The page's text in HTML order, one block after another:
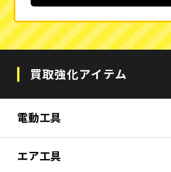
買取強化アイテム
電動工具
エア工具